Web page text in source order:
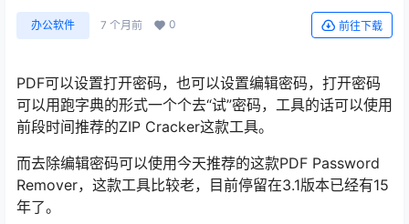
办公软件 7 个月前 0 前往下载
PDF可以设置打开密码，也可以设置编辑密码，打开密码
可以用跑字典的形式一个个去“试”密码，工具的话可以使用
前段时间推荐的ZIP Cracker这款工具。
而去除编辑密码可以使用今天推荐的这款PDF Password
Remover，这款工具比较老，目前停留在3.1版本已经有15
年了。